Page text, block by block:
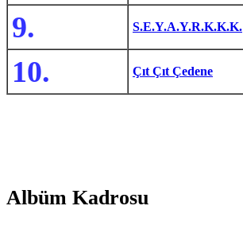
9. S.E.Y.A.Y.R.K.K.K.
10. Çıt Çıt Çedene
Albüm Kadrosu